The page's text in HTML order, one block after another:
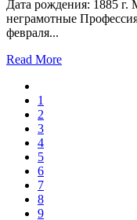
Дата рождения: 1885 г.
неграмотные
февраля...
Read More
1
2
3
4
5
6
7
8
9